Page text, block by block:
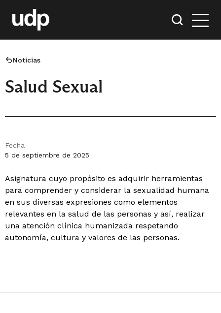
Noticias
Salud Sexual
Fecha
5 de septiembre de 2025
Asignatura cuyo propósito es adquirir herramientas
para comprender y considerar la sexualidad humana
en sus diversas expresiones como elementos
relevantes en la salud de las personas y así, realizar
una atención clínica humanizada respetando
autonomía, cultura y valores de las personas.